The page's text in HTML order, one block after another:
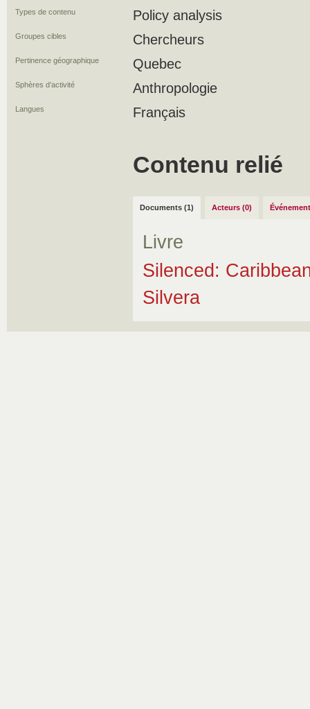
Types de contenu Policy analysis
Groupes cibles Chercheurs
Pertinence géographique Quebec
Sphères d’activité Anthropologie
Langues Français
Contenu relié
Documents (1) Acteurs (0)
Livre
Silenced:
Silvera